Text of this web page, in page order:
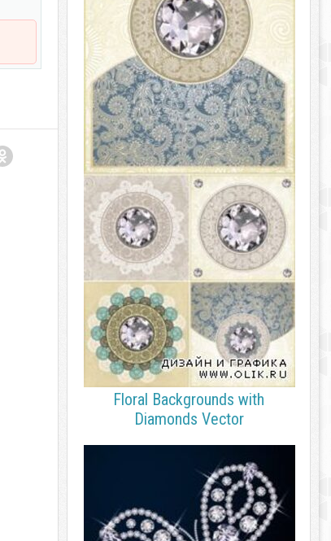
Floral Backgrounds with
Diamonds Vector